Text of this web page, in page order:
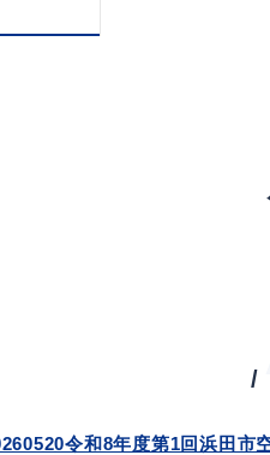
令和8年度第1回浜田市